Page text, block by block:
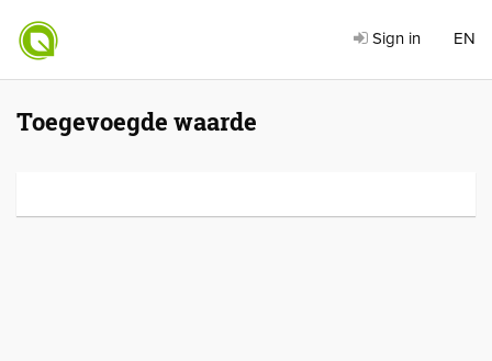
Sign in EN
Toegevoegde waarde